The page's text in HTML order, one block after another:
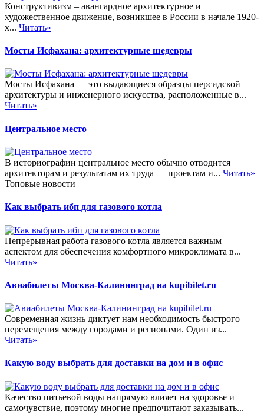
Конструктивизм – авангардное архитектурное и
художественное движение, возникшее в России в начале 1920-
х... Читать»
Мосты Исфахана: архитектурные шедевры
Мосты Исфахана — это выдающиеся образцы персидской
архитектуры и инженерного искусства, расположенные в...
Читать»
Центральное место
В историографии центральное место обычно отводится
архитекторам и результатам их труда — проектам и... Читать»
Топовые новости
Как выбрать ибп для газового котла
Непрерывная работа газового котла является важным
аспектом для обеспечения комфортного микроклимата в...
Читать»
Авиабилеты Москва-Калининград на kupibilet.ru
Современная жизнь диктует нам необходимость быстрого
перемещения между городами и регионами. Один из...
Читать»
Какую воду выбрать для доставки на дом и в офис
Качество питьевой воды напрямую влияет на здоровье и
самочувствие, поэтому многие предпочитают заказывать...